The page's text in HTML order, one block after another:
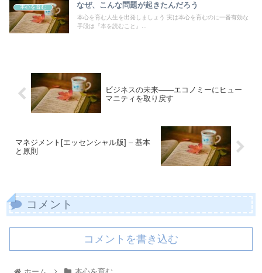
本心を育む なぜ、こんな問題が起きたんだろう
本心を育む人生を出発しましょう 実は本心を育むのに一番有効な
手段は『本を読むこと』...
ビジネスの未来――エコノミーにヒュー
マニティを取り戻す
マネジメント[エッセンシャル版] – 基本
と原則
コメント
コメントを書き込む